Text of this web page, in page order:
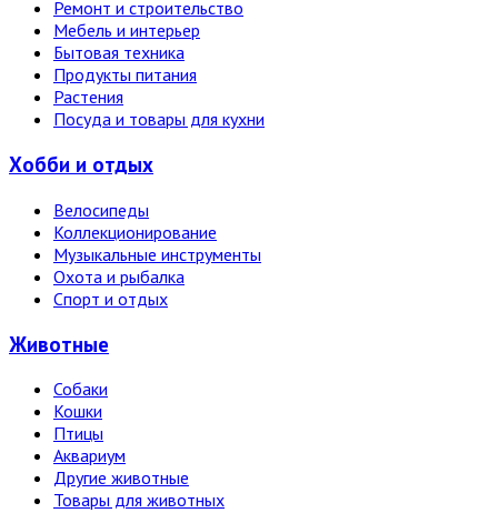
Ремонт и строительство
Мебель и интерьер
Бытовая техника
Продукты питания
Растения
Посуда и товары для кухни
Хобби и отдых
Велосипеды
Коллекционирование
Музыкальные инструменты
Охота и рыбалка
Спорт и отдых
Животные
Собаки
Кошки
Птицы
Аквариум
Другие животные
Товары для животных